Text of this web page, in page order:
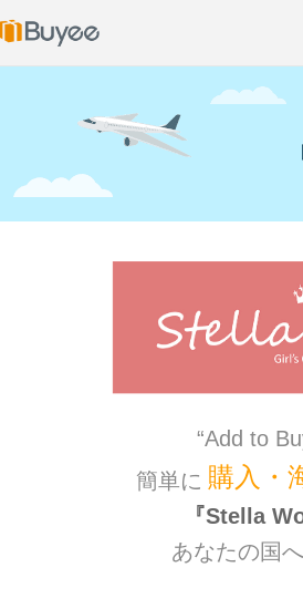
“Add to
簡単に 購入・
Stella
あなたの国